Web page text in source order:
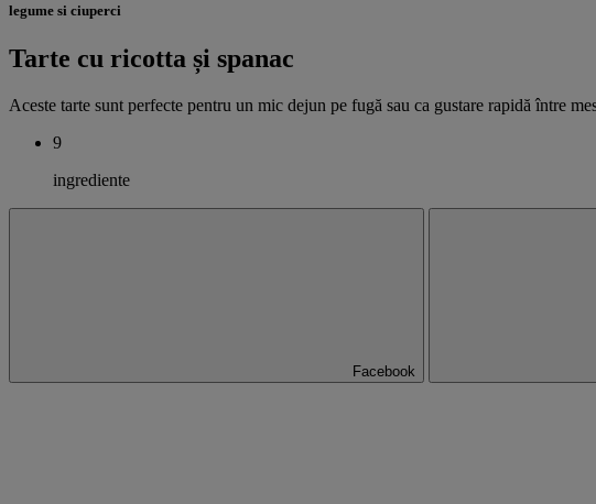
legume si ciuperci
Tarte cu ricotta și spanac
Aceste tarte sunt perfecte pentru un mic dejun pe fugă sau ca gustare rapidă între
9
ingrediente
Facebook